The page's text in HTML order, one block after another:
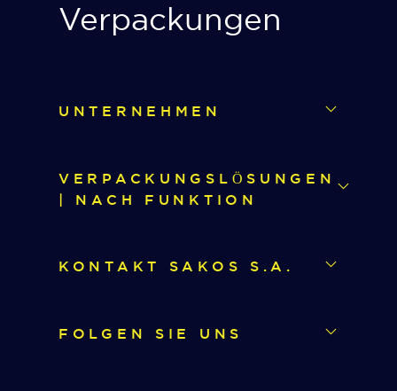
Verpackungen
UNTERNEHMEN
VERPACKUNGSLÖSUNGEN
| NACH FUNKTION
KONTAKT SAKOS S.A.
FOLGEN SIE UNS